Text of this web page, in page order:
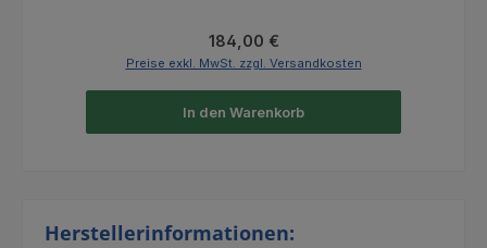
Regulärer Preis:
184,00 €
Preise exkl. MwSt. zzgl. Versandkosten
In den Warenkorb
Herstellerinformationen: